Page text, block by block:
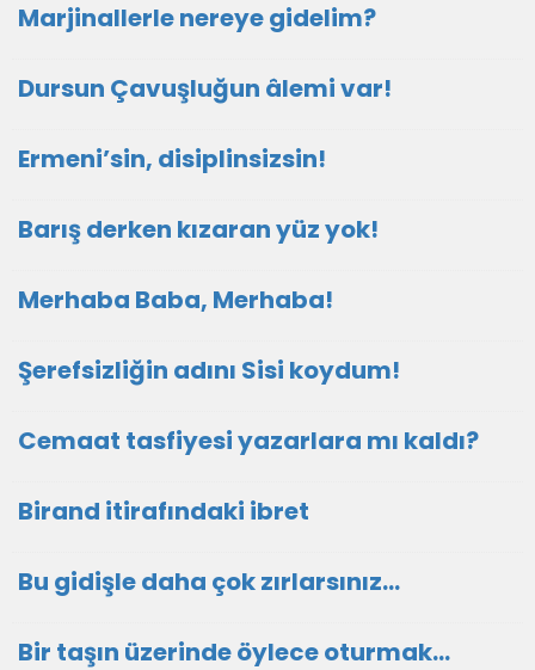
Marjinallerle nereye gidelim?
Dursun Çavuşluğun âlemi var!
Ermeni’sin, disiplinsizsin!
Barış derken kızaran yüz yok!
Merhaba Baba, Merhaba!
Şerefsizliğin adını Sisi koydum!
Cemaat tasfiyesi yazarlara mı kaldı?
Birand itirafındaki ibret
Bu gidişle daha çok zırlarsınız…
Bir taşın üzerinde öylece oturmak…